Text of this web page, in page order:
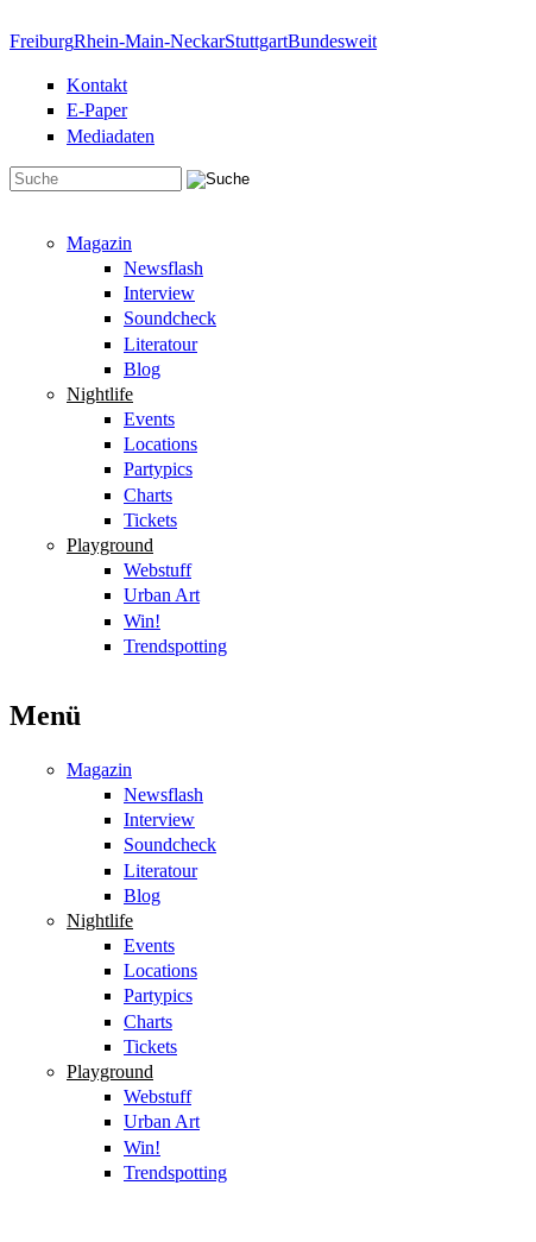
FreiburgRhein-Main-NeckarStuttgartBundesweit
Kontakt
E-Paper
Mediadaten
Magazin
Newsflash
Interview
Soundcheck
Literatour
Blog
Nightlife
Events
Locations
Partypics
Charts
Tickets
Playground
Webstuff
Urban Art
Win!
Trendspotting
Menü
Magazin
Newsflash
Interview
Soundcheck
Literatour
Blog
Nightlife
Events
Locations
Partypics
Charts
Tickets
Playground
Webstuff
Urban Art
Win!
Trendspotting